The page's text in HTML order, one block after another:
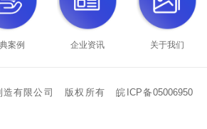
案例 企业资讯 关于我们
造有限公司 版权所有 皖ICP备05006950